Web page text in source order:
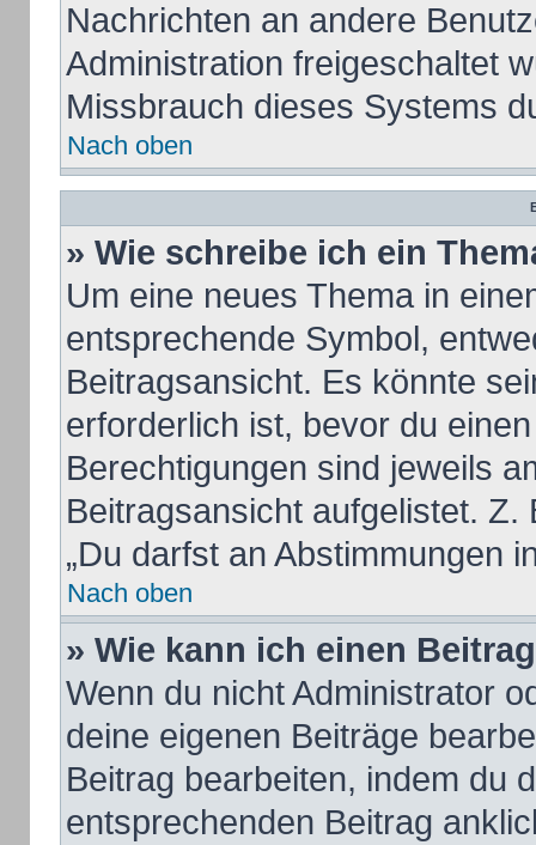
Nachrichten an andere
Administration freigeschaltet
Missbrauch dieses Systems
Nach oben
» Wie schreibe ich ein
Um eine neues Thema in
entsprechende Symbol,
Beitragsansicht. Es könnte
erforderlich ist, bevor du
Berechtigungen sind jeweils
Beitragsansicht aufgelistet. Z.
„Du darfst an Abstimmungen
Nach oben
» Wie kann ich einen
Wenn du nicht Administrator
deine eigenen Beiträge
Beitrag bearbeiten, indem du
entsprechenden Beitrag